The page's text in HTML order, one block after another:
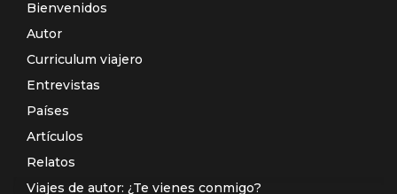
Bienvenidos
Autor
Curriculum viajero
Entrevistas
Países
Artículos
Relatos
Viajes de autor: ¿Te vienes conmigo?